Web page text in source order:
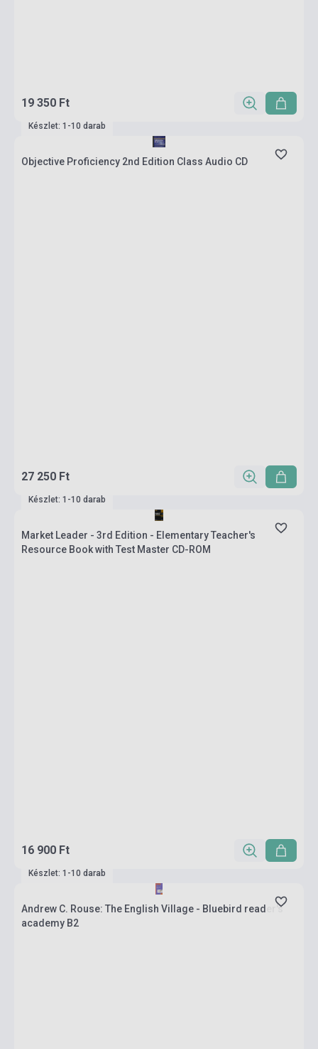
19 350 Ft
Készlet: 1-10 darab
Objective Proficiency 2nd Edition Class Audio CD
27 250 Ft
Készlet: 1-10 darab
Market Leader - 3rd Edition - Elementary Teacher's
Resource Book with Test Master CD-ROM
16 900 Ft
Készlet: 1-10 darab
Andrew C. Rouse: The English Village - Bluebird reader's
academy B2